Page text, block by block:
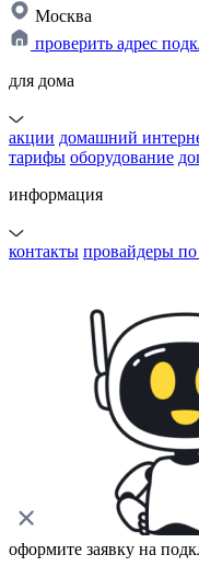
Москва
проверить адрес
для дома
акции домашний
тарифы оборудование
информация
контакты провайдеры по
оформите заявку на